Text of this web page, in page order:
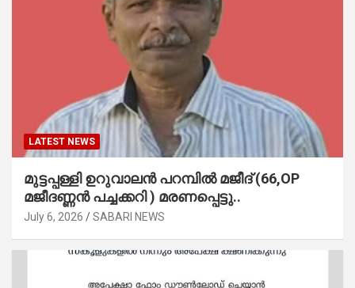
LATEST NEWS
മുട്ടപ്പള്ളി ഉറുവാലൻ പറമ്പിൽ മജീദ് (66,OP
മജീദണ്ണൻ പച്ചക്കറി ) മരണപ്പെട്ടു..
July 6, 2026 SABARI NEWS